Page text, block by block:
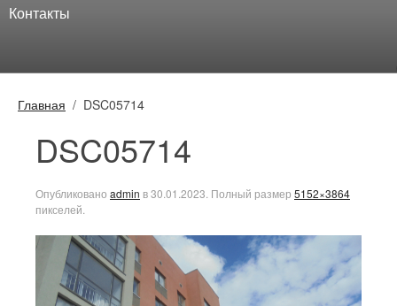
Контакты
Главная DSC05714
DSC05714
Опубликовано admin в30.01.2023 . Полный размер 5152×3864
пикселей.